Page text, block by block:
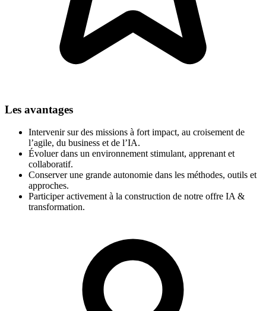
Les avantages
Intervenir sur des missions à fort impact, au croisement de
l’agile, du business et de l’IA.
Évoluer dans un environnement stimulant, apprenant et
collaboratif.
Conserver une grande autonomie dans les méthodes, outils et
approches.
Participer activement à la construction de notre offre IA &
transformation.